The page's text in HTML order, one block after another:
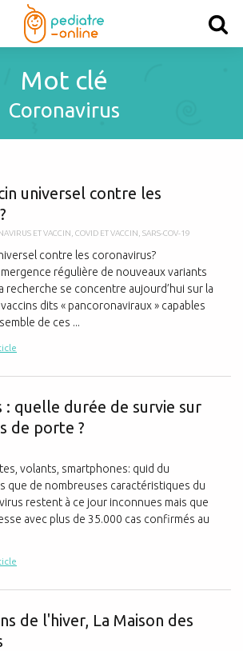
Mot clé
Coronavirus
universel contre les
ET VACCIN COVID ET VACCIN SARS-COV-19
contre les coronavirus?
régulière de nouveaux variants
recherche se concentre aujourd’hui sur la
dits « pancoronaviraux » capables
de ces ...
: quelle durée de survie sur
de porte ?
volants, smartphones: quid du
que de nombreuses caractéristiques du
restent à ce jour inconnues mais que
avec plus de 35.000 cas confirmés au
de l'hiver, La Maison des